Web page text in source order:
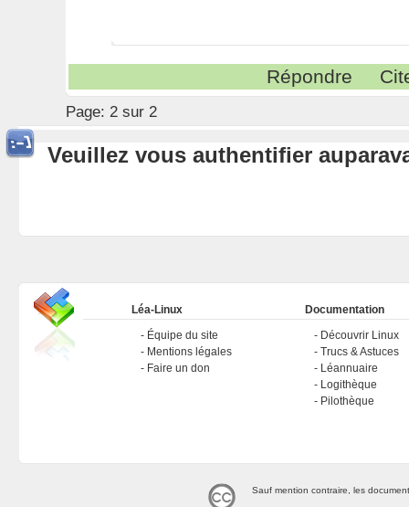
Répondre
Page: 2 sur 2
Veuillez vous authentifier
Léa-Linux
Équipe du site
Mentions légales
Faire un don
Documentation
Découvrir Linux
Trucs & Astuces
Léannuaire
Logithèque
Pilothèque
Sauf mention contraire, les